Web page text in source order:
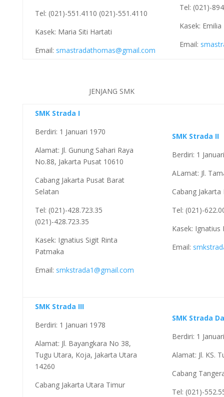
Tel: (021)-551.4110 (021)-551.4110
Kasek: Maria Siti Hartati
Email: smastradathomas@gmail.com
Tel: (021)-
Kasek: Emilia
Email:
JENJANG SMK
SMK Strada I
Berdiri: 1 Januari 1970
Alamat: Jl. Gunung Sahari Raya
No.88, Jakarta Pusat 10610
Cabang Jakarta Pusat Barat
Selatan
Tel: (021)-428.723.35
(021)-428.723.35
Kasek: Ignatius Sigit Rinta
Patmaka
Email: smkstrada1@gmail.com
SMK Strada II
Berdiri: 1
ALamat: Jl.
Cabang
Tel: (021)-
Kasek:
Email:
SMK Strada III
Berdiri: 1 Januari 1978
Alamat: Jl. Bayangkara No 38,
Tugu Utara, Koja, Jakarta Utara
14260
Cabang Jakarta Utara Timur
SMK Strada
Berdiri: 1
Alamat: Jl. KS.
Cabang
Tel: (021)-